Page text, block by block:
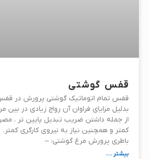
قفس گوشتی
قفس تمام اتوماتیک گوشتی پرورش در
بدلیل مزایای فراوان آن رواج زیادی در بین
از جمله داشتن ضریب تبدیل پایین تر ،
کمتر و همچنین نیاز به نیروی کارگری
باطری پرورش مرغ گوشتی: –
بیشتر ...